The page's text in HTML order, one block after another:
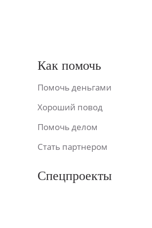
Как помочь
Помочь деньгами
Хороший повод
Помочь делом
Стать партнером
Спецпроекты